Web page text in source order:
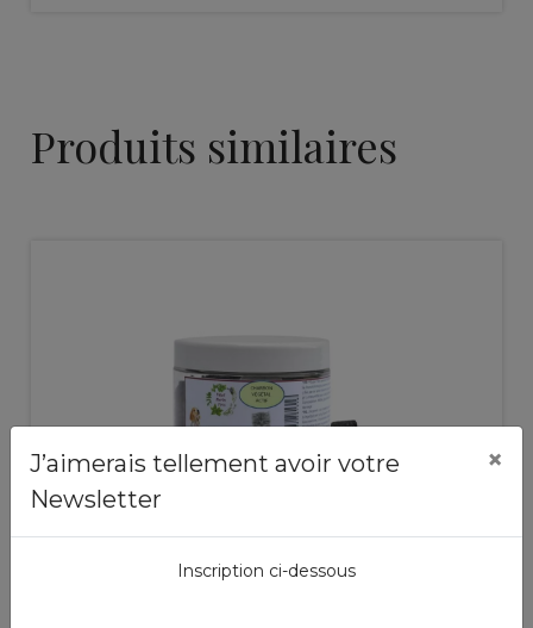
Produits similaires
Charbon/Argile
J’aimerais tellement avoir votre
Newsletter
×
Inscription ci-dessous